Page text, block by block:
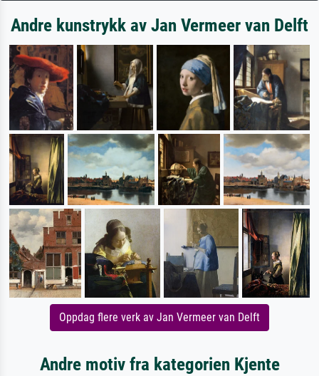
Andre kunstrykk av Jan Vermeer van Delft
Oppdag flere verk av Jan Vermeer van Delft
Andre motiv fra kategorien Kjente